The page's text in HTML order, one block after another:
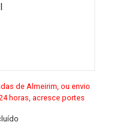
de Almeirim, ou envio
horas, acresce portes